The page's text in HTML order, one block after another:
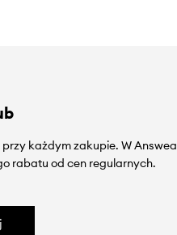
przy każdym zakupie. W
rabatu od cen regularnych.